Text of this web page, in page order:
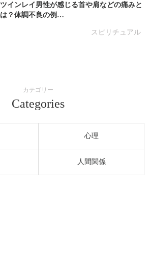
スピリチュアル
ツインレイ男性が感じる首や肩などの痛みと
は？体調不良の例…
カテゴリー
Categories
心理
人間関係